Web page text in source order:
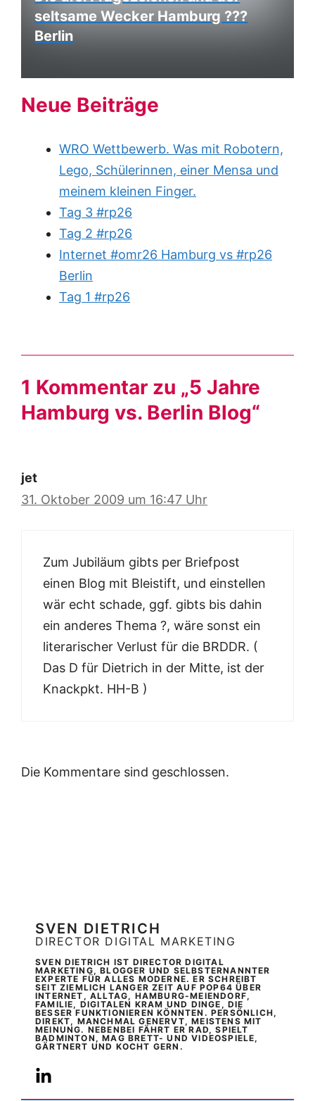
seltsame Wecker Hamburg ???
Berlin
Neue Beiträge
WRO Wettbewerb. Was mit Robotern,
Lego, Schülerinnen, einer Mensa und
meinem kleinen Finger.
Tag 3 #rp26
Tag 2 #rp26
Internet #omr26 Hamburg vs #rp26
Berlin
Tag 1 #rp26
1 Kommentar zu „5 Jahre
Hamburg vs. Berlin Blog“
jet
31. Oktober 2009 um 16:47 Uhr
Zum Jubiläum gibts per Briefpost
einen Blog mit Bleistift, und einstellen
wär echt schade, ggf. gibts bis dahin
ein anderes Thema ?, wäre sonst ein
literarischer Verlust für die BRDDR. (
Das D für Dietrich in der Mitte, ist der
Knackpkt. HH-B )
Die Kommentare sind geschlossen.
SVEN DIETRICH
DIRECTOR DIGITAL MARKETING
SVEN DIETRICH IST DIRECTOR DIGITAL
MARKETING, BLOGGER UND SELBSTERNANNTER
EXPERTE FÜR ALLES MODERNE. ER SCHREIBT
SEIT ZIEMLICH LANGER ZEIT AUF POP64 ÜBER
INTERNET, ALLTAG, HAMBURG-MEIENDORF,
FAMILIE, DIGITALEN KRAM UND DINGE, DIE
BESSER FUNKTIONIEREN KÖNNTEN. PERSÖNLICH,
DIREKT, MANCHMAL GENERVT, MEISTENS MIT
MEINUNG. NEBENBEI FÄHRT ER RAD, SPIELT
BADMINTON, MAG BRETT- UND VIDEOSPIELE,
GÄRTNERT UND KOCHT GERN.